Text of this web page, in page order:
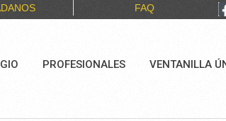
FAQ
PROFESIONALES VENTANILLA